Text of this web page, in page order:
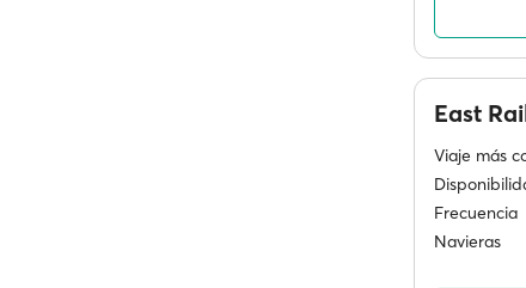
East
Viaje más
Frecuencia
Navieras